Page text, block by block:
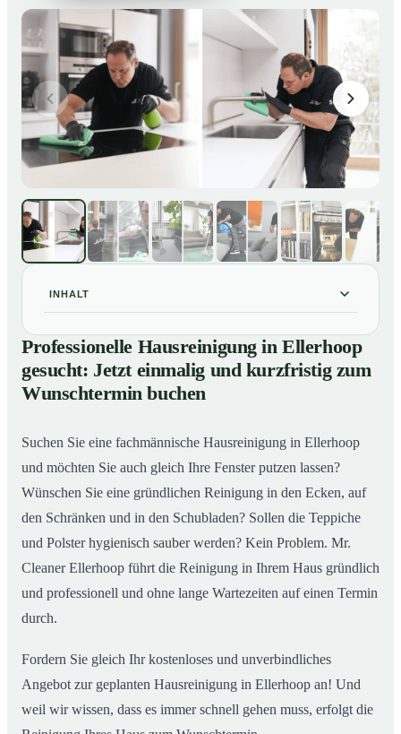
INHALT
01 Professionelle Hausreinigung in Ellerhoop gesucht:
Jetzt einmalig und kurzfristig zum Wunschtermin
buchen
02So läuft eine professionelle Hausreinigung in Ellerhoop
Professionelle Hausreinigung in Ellerhoop
gesucht: Jetzt einmalig und kurzfristig zum
Wunschtermin buchen
Suchen Sie eine fachmännische Hausreinigung in Ellerhoop
und möchten Sie auch gleich Ihre Fenster putzen lassen?
Wünschen Sie eine gründlichen Reinigung in den Ecken, auf
den Schränken und in den Schubladen? Sollen die Teppiche
und Polster hygienisch sauber werden? Kein Problem. Mr.
Cleaner Ellerhoop führt die Reinigung in Ihrem Haus gründlich
und professionell und ohne lange Wartezeiten auf einen Termin
durch.
Fordern Sie gleich Ihr kostenloses und unverbindliches
Angebot zur geplanten Hausreinigung in Ellerhoop an! Und
weil wir wissen, dass es immer schnell gehen muss, erfolgt die